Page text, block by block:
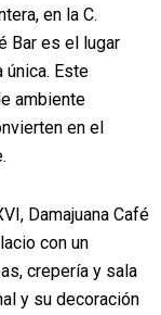
en la C.
Bar es el lugar
Este
ambiente
en el
Damajuana Café
con un
crepería y sala
y su decoración